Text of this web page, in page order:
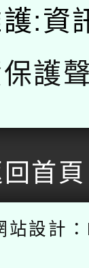
:資
保護
首頁
站設計